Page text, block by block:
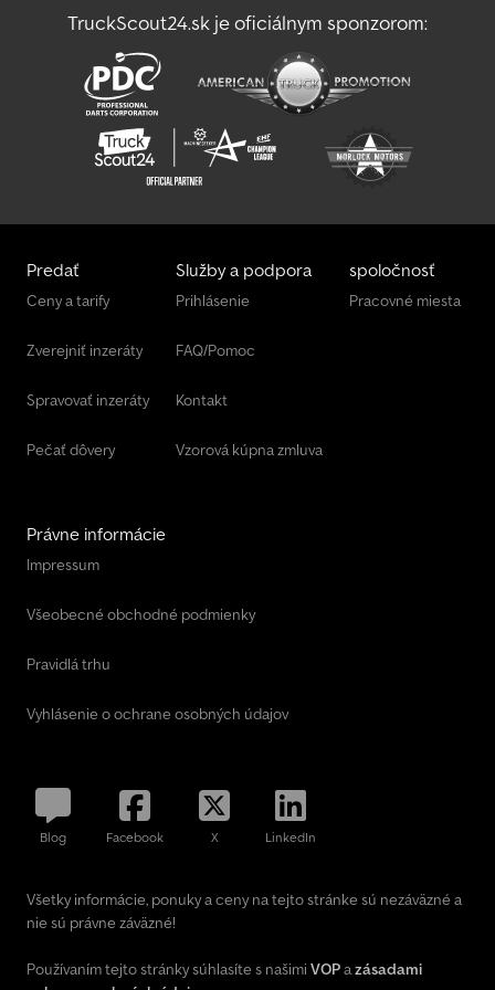
Jcb 409
Jcb 8010 Cts
TruckScout24.sk je oficiálnym sponzorom:
Predať
Ceny a tarify
Zverejniť inzeráty
Spravovať inzeráty
Pečať dôvery
Služby a podpora
Prihlásenie
FAQ/Pomoc
Kontakt
Vzorová kúpna zmluva
spoločnosť
Pracovné miesta
Právne informácie
Impressum
Všeobecné obchodné podmienky
Pravidlá trhu
Vyhlásenie o ochrane osobných údajov
Blog Facebook X LinkedIn
Všetky informácie, ponuky a ceny na tejto stránke sú nezáväzné a
nie sú právne záväzné!
Používaním tejto stránky súhlasíte s našimi VOPazásadami